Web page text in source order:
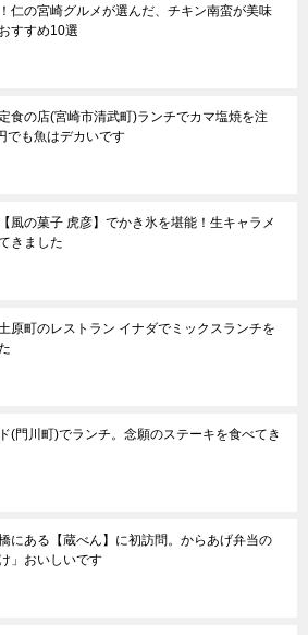
仁の宮崎グルメが選んだ、チキン南蛮が美味
すすめ10選
食の店(宮崎市清武町)ランチでカマ塩焼を注
でも魚はデカいです
風の菓子 虎彦】でかき氷を堪能！生キャラメ
きました
原町のレストラン イナダでミックスランチを
(門川町)でランチ。念願のステーキを食べてき
にある【蔵べん】に初訪問。からあげ弁当の
」おいしいです